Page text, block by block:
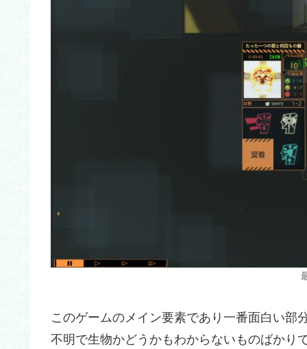
このゲームのメイン要素であり一番面白い部
不明で生物かどうかもわからないものばかり